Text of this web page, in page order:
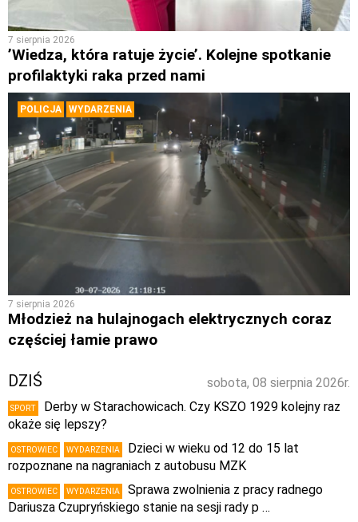
7 sierpnia 2026
’Wiedza, która ratuje życie’. Kolejne spotkanie
profilaktyki raka przed nami
POLICJA WYDARZENIA
7 sierpnia 2026
Młodzież na hulajnogach elektrycznych coraz
częściej łamie prawo
sobota, 08 sierpnia 2026r.
DZIŚ
SPORT
Derby w Starachowicach. Czy KSZO 1929 kolejny raz
okaże się lepszy?
OSTROWIEC WYDARZENIA
Dzieci w wieku od 12 do 15 lat
rozpoznane na nagraniach z autobusu MZK
OSTROWIEC WYDARZENIA
Sprawa zwolnienia z pracy radnego
Dariusza Czupryńskiego stanie na sesji rady p …